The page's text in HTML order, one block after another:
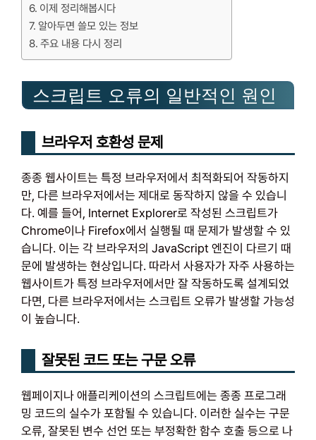
이제 정리해봅시다
알아두면 쓸모 있는 정보
주요 내용 다시 정리
스크립트 오류의 일반적인 원인
브라우저 호환성 문제
종종 웹사이트는 특정 브라우저에서 최적화되어 작동하지
만, 다른 브라우저에서는 제대로 동작하지 않을 수 있습니
다. 예를 들어, Internet Explorer로 작성된 스크립트가
Chrome이나 Firefox에서 실행될 때 문제가 발생할 수 있
습니다. 이는 각 브라우저의 JavaScript 엔진이 다르기 때
문에 발생하는 현상입니다. 따라서 사용자가 자주 사용하는
웹사이트가 특정 브라우저에서만 잘 작동하도록 설계되었
다면, 다른 브라우저에서는 스크립트 오류가 발생할 가능성
이 높습니다.
잘못된 코드 또는 구문 오류
웹페이지나 애플리케이션의 스크립트에는 종종 프로그래
밍 코드의 실수가 포함될 수 있습니다. 이러한 실수는 구문
오류, 잘못된 변수 선언 또는 부정확한 함수 호출 등으로 나